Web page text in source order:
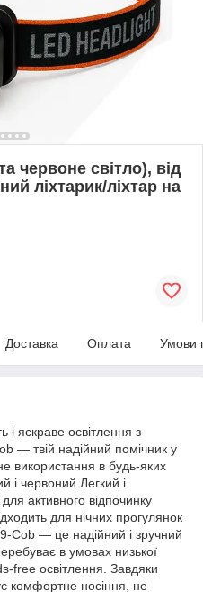
червоне світло), від
ліхтарик/ліхтар на
Доставка Оплата Умови
яскраве освітлення з
— твій надійний помічник у
використання в будь-яких
і червоний Легкий і
активного відпочинку
для нічних прогулянок
Cob — це надійний і зручний
в умовах низької
free освітлення. Завдяки
комфортне носіння, не